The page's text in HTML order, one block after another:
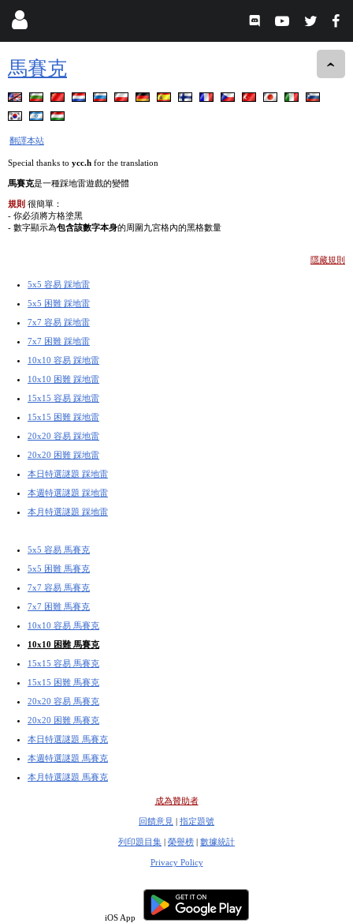
馬賽克
翻譯本站
Special thanks to ycc.h for the translation
馬賽克是一種踩地雷遊戲的變體
規則 很簡單：
- 你必須將方格塗黑
- 數字顯示為包含該數字本身的周圍九宮格內的黑格數量
隱藏規則
5x5 容易 踩地雷
5x5 困難 踩地雷
7x7 容易 踩地雷
7x7 困難 踩地雷
10x10 容易 踩地雷
10x10 困難 踩地雷
15x15 容易 踩地雷
15x15 困難 踩地雷
20x20 容易 踩地雷
20x20 困難 踩地雷
本日特選謎題 踩地雷
本週特選謎題 踩地雷
本月特選謎題 踩地雷
5x5 容易 馬賽克
5x5 困難 馬賽克
7x7 容易 馬賽克
7x7 困難 馬賽克
10x10 容易 馬賽克
10x10 困難 馬賽克
15x15 容易 馬賽克
15x15 困難 馬賽克
20x20 容易 馬賽克
20x20 困難 馬賽克
本日特選謎題 馬賽克
本週特選謎題 馬賽克
本月特選謎題 馬賽克
成為贊助者
回饋意見 | 指定題號
列印題目集 | 榮譽榜 | 數據統計
Privacy Policy
iOS App